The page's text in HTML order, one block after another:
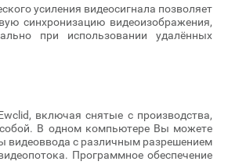
усиления видеосигнала позволяет
синхронизацию видеоизображения,
при использовании удалённых
включая снятые с производства,
В одном компьютере Вы можете
видеоввода с различным разрешением
Программное обеспечение